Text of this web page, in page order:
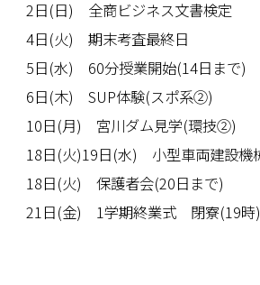
2日(日) 全商ビジネス文書検定
4日(火) 期末考査最終日
5日(水) 60分授業開始(14日まで)
6日(木) SUP体験(スポ系②)
10日(月) 宮川ダム見学(環技②)
18日(火)19日(水) 小型車両建設機
18日(火) 保護者会(20日まで)
21日(金) 1学期終業式 閉寮(19